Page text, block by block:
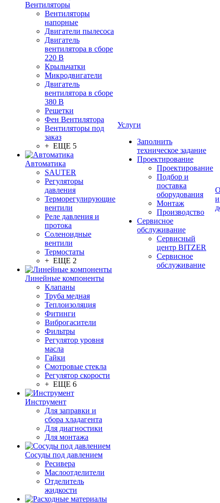
Вентиляторы
Вентиляторы
напорные
Двигатели пылесоса
Двигатель
вентилятора в сборе
220 В
Крыльчатки
Микродвигатели
Двигатель
вентилятора в сборе
380 В
Решетки
Фен Вентилятора
Вентиляторы под
заказ
+ ЕЩЕ 5
Автоматика
SAUTER
Регуляторы
давления
Терморегулирующие
вентили
Реле давления и
протока
Соленоидные
вентили
Термостаты
+ ЕЩЕ 2
Линейные компоненты
Клапаны
Труба медная
Теплоизоляция
Фитинги
Виброгасители
Фильтры
Регулятор уровня
масла
Гайки
Смотровые стекла
Регулятор скорости
+ ЕЩЕ 6
Инструмент
Для заправки и
сбора хладагента
Для диагностики
Для монтажа
Сосуды под давлением
Ресивера
Маслоотделители
Отделитель
жидкости
Услуги
Заполнить
техническое задание
Проектирование
Проектирование
Подбор и
поставка
оборудования
Монтаж
Производство
Сервисное
обслуживание
Сервисный
центр BITZER
Сервисное
обслуживание
и